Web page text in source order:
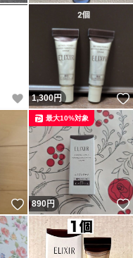
いいね！
1,300円
いいね！
890円
最大10%対象